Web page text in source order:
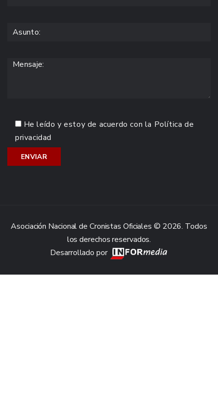
He leído y estoy de acuerdo con la Política de
privacidad
Asociación Nacional de Cronistas Oficiales © 2026. Todos
los derechos reservados.
Desarrollado por